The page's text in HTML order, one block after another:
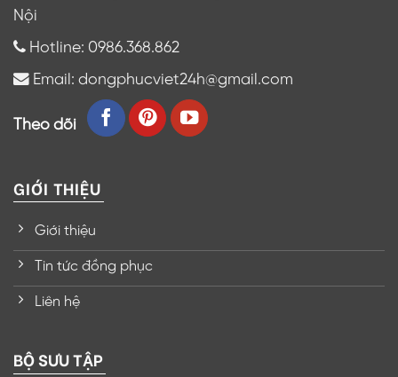
Nội
Hotline: 0986.368.862
Email: dongphucviet24h@gmail.com
Theo dõi
GIỚI THIỆU
Giới thiệu
Tin tức đồng phục
Liên hệ
BỘ SƯU TẬP